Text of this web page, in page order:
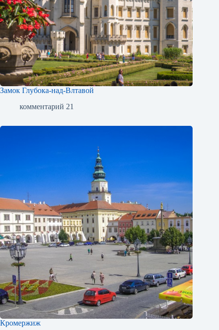
Замок Глубока-над-Влтавой
комментарий 21
Кромержиж